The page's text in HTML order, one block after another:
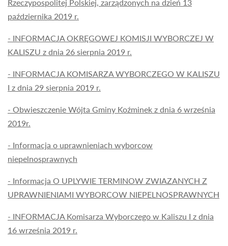
Rzeczypospolitej Polskiej, zarządzonych na dzień 13
października 2019 r.
- INFORMACJA OKRĘGOWEJ KOMISJI WYBORCZEJ W
KALISZU z dnia 26 sierpnia 2019 r.
- INFORMACJA KOMISARZA WYBORCZEGO W KALISZU
I z dnia 29 sierpnia 2019 r.
- Obwieszczenie Wójta Gminy Koźminek z dnia 6 września
2019r.
- Informacja o uprawnieniach wyborcow
niepelnosprawnych
- Informacja O UPLYWIE TERMINOW ZWIAZANYCH Z
UPRAWNIENIAMI WYBORCOW NIEPELNOSPRAWNYCH
- INFORMACJA Komisarza Wyborczego w Kaliszu I z dnia
16 września 2019 r.